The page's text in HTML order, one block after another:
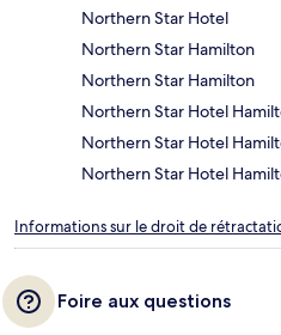
Northern Star Hotel
Northern Star Hamilton
Northern Star Hamilton
Northern Star Hotel
Northern Star Hotel
Northern Star Hotel
Informations sur le droit de
Foire aux questions